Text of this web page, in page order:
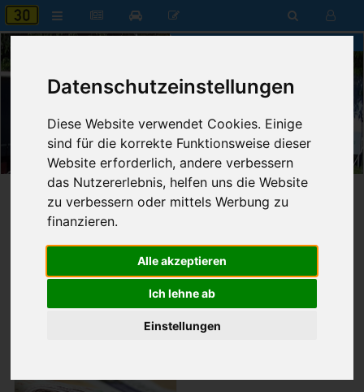
Datenschutzeinstellungen
Diese Website verwendet Cookies. Einige
sind für die korrekte Funktionsweise dieser
Website erforderlich, andere verbessern
das Nutzererlebnis, helfen uns die Website
zu verbessern oder mittels Werbung zu
finanzieren.
Alle akzeptieren
Ich lehne ab
Einstellungen
04:01
Samstag, 8. August 2026
Startseite »Die Bundesstraße»Politik»PBC
Politik der PBC
Zurück
1
Seite 1 von 1)
Weiter